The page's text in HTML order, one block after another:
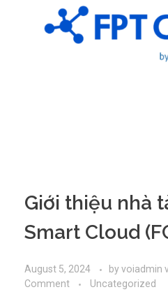
Giới thiệu nhà
Smart Cloud
August 5, 2024 byvoiadmin
Comment
Uncategorized